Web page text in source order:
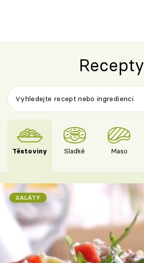
Recepty
Těstoviny Sladké Maso
SALÁTY